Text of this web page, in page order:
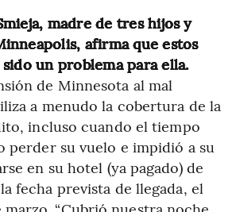
madre de tres hijos y
afirma que estos
un problema para ella.
de Minnesota al mal
a menudo la cobertura de la
incluso cuando el tiempo
perder su vuelo e impidió a su
en su hotel (ya pagado) de
fecha prevista de llegada, el